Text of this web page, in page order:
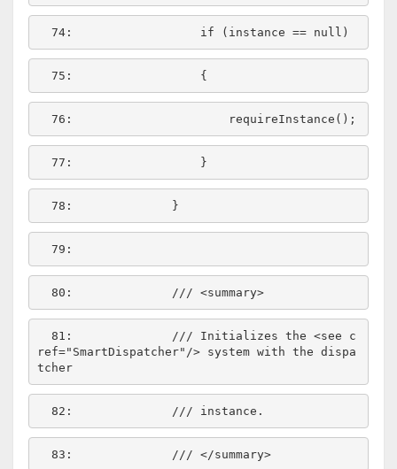
  74:
if (instance == null
  75:
  76:
  77:
  78:
  79:
  80:
/// <summary>
  81:
/// Initializes the <see c
ref="SmartDispatcher"/> system with the dispa
tcher
  82:
/// instance.
  83:
/// </summary>